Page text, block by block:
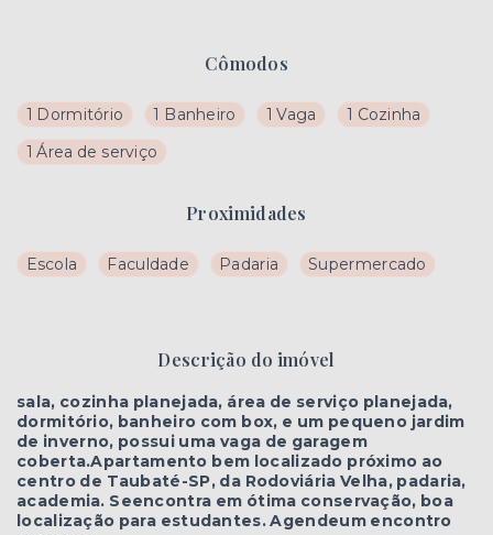
Cômodos
1 Dormitório 1 Banheiro 1 Vaga
1 Cozinha
1 Área de serviço
Proximidades
Escola Faculdade Padaria Supermercado
Descrição do imóvel
sala, cozinha planejada, área de serviço planejada,
dormitório, banheiro com box, e um pequeno jardim
de inverno, possui uma vaga de garagem
coberta.Apartamento bem localizado próximo ao
centro de Taubaté-SP, da Rodoviária Velha, padaria,
academia. Seencontra em ótima conservação, boa
localização para estudantes. Agendeum encontro